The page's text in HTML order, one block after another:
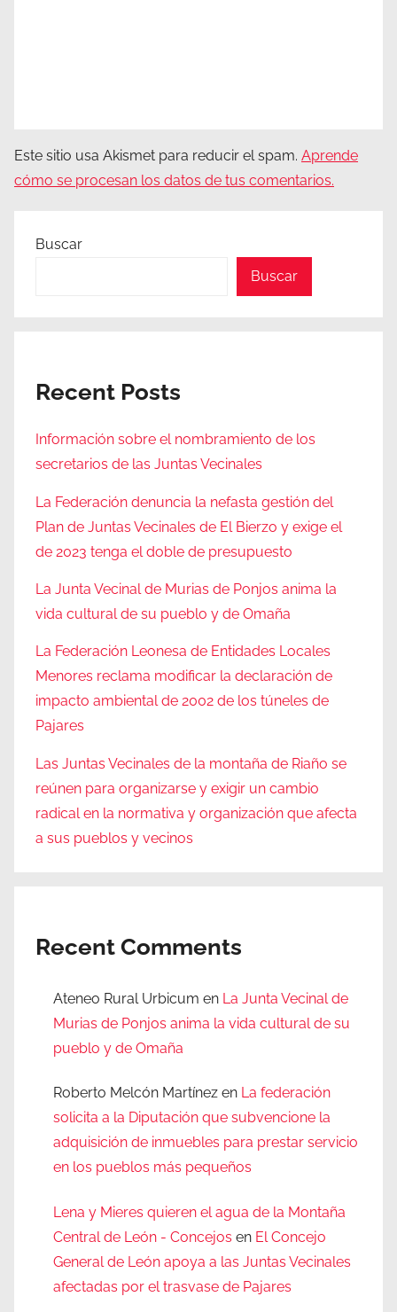
Este sitio usa Akismet para reducir el spam. Aprende
cómo se procesan los datos de tus comentarios.
Buscar
Buscar
Recent Posts
Información sobre el nombramiento de los
secretarios de las Juntas Vecinales
La Federación denuncia la nefasta gestión del
Plan de Juntas Vecinales de El Bierzo y exige el
de 2023 tenga el doble de presupuesto
La Junta Vecinal de Murias de Ponjos anima la
vida cultural de su pueblo y de Omaña
La Federación Leonesa de Entidades Locales
Menores reclama modificar la declaración de
impacto ambiental de 2002 de los túneles de
Pajares
Las Juntas Vecinales de la montaña de Riaño se
reúnen para organizarse y exigir un cambio
radical en la normativa y organización que afecta
a sus pueblos y vecinos
Recent Comments
Ateneo Rural Urbicum en La Junta Vecinal de
Murias de Ponjos anima la vida cultural de su
pueblo y de Omaña
Roberto Melcón Martínez en La federación
solicita a la Diputación que subvencione la
adquisición de inmuebles para prestar servicio
en los pueblos más pequeños
Lena y Mieres quieren el agua de la Montaña
Central de León - Concejos en El Concejo
General de León apoya a las Juntas Vecinales
afectadas por el trasvase de Pajares